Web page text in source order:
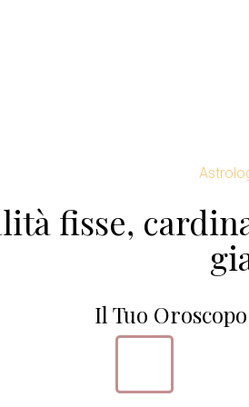
fisse,
Il Tuo